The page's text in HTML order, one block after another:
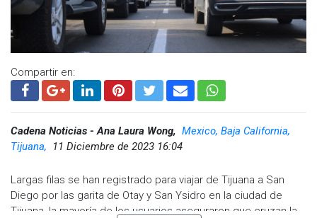
Compartir en:
Cadena Noticias - Ana Laura Wong, Mexico, Baja California,
Tijuana,
11 Diciembre de 2023 16:04
Largas filas se han registrado para viajar de Tijuana a San
Diego por las garita de Otay y San Ysidro en la ciudad de
Tijuana, la mayoría de los usuarios aseguraron que cruzan la